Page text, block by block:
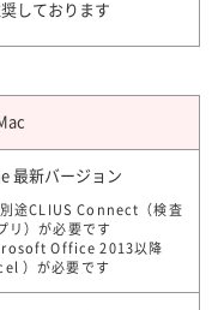
しております
最新バージョン
途CLIUS Connect（検査
リ）が必要です
Office 2013以降
）が必要です